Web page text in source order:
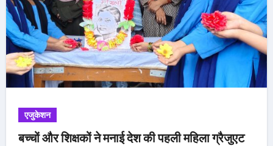
एजुकेशन
बच्चों और शिक्षकों ने मनाई देश की पहली महिला ग्रैजुएट